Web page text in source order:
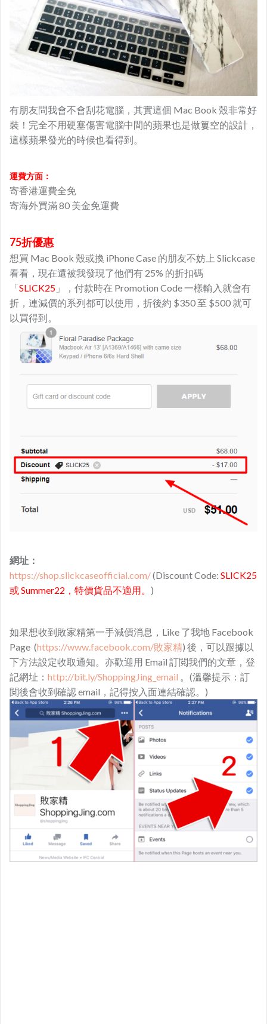
有朋友問我會不會刮花電腦，其實這個 Mac Book 殼非常好
裝！完全不用硬塞傷害電腦中間的蘋果也是做簍空的設計，
這樣蘋果發光的時候也看得到。
運費方面：
寄香港運費全免
寄海外買滿 80 美金免運費
75折優惠
想買 Mac Book 殼或換 iPhone Case 的朋友不妨上 Slickcase
看看，現在還被我發現了他們有 25% 的折扣碼
「SLICK25 」，付款時在 Promotion Code 一樣輸入就會有
折，連減價的系列都可以使用，折後約 $350 至 $500 就可
以買得到。
網址：
https://shop.slickcaseofficial.com/(Discount Code: SLICK25
或 Summer22，特價貨品不適用。 )
如果想收到敗家精第一手減價消息，Like 了我地 Facebook
Page (https://www.facebook.com/敗家精) 後，可以跟據以
下方法設定收取通知。亦歡迎用 Email 訂閲我們的文章，登
記網址： http://bit.ly/ShoppingJing_email 。(溫馨提示：訂
閲後會收到確認 email，記得按入面連結確認。)